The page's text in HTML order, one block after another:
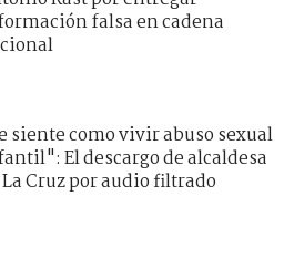
falsa en cadena
siente como vivir abuso sexual
El descargo de alcaldesa
Cruz por audio filtrado